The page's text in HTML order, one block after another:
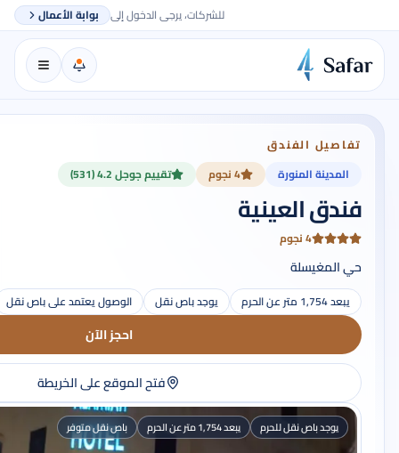
للشركات، يرجى الدخول إلى بوابة الأعمال
تفاصيل الفندق
المدينة المنورة
4 نجوم تقييم جوجل 4.2 (531)
فندق العينية
4 نجوم
حي المغيسلة
يبعد 1,754 متر عن الحرم يوجد باص نقل الوصول يعتمد على باص نقل
احجز الآن
فتح الموقع على الخريطة
يوجد باص نقل للحرم يبعد 1,754 متر عن الحرم باص نقل متوفر